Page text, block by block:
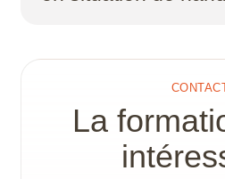
Digitale etc..) sont mis à
adaptations nécessaires à
parcours de formation. Les
d’un accès PMR.
La